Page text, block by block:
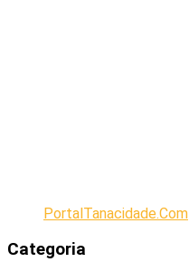
PortalTanacidade.Com
Categoria